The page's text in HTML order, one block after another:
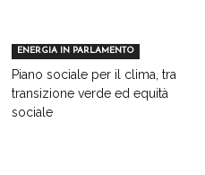
ENERGIA IN PARLAMENTO
Piano sociale per il clima, tra
transizione verde ed equità
sociale